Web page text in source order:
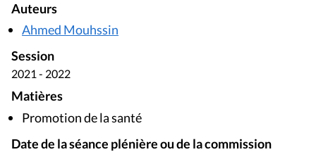
Auteurs
Ahmed Mouhssin
Session
2021 - 2022
Matières
Promotion de la santé
Date de la séance plénière ou de la commission